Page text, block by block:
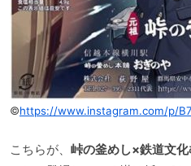
©https://www.instagram.com/p/
こちらが、 峠の釜めし×鉄道文